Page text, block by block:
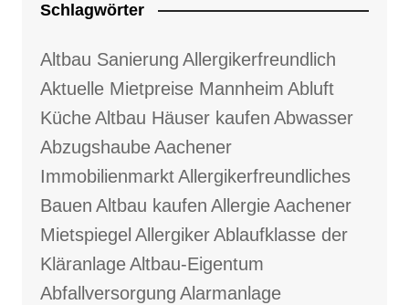
Schlagwörter
Altbau Sanierung Allergikerfreundlich
Aktuelle Mietpreise Mannheim Abluft
KücheAltbau Häuser kaufen Abwasser
AbzugshaubeAachener
ImmobilienmarktAllergikerfreundliches
Bauen Altbau kaufen AllergieAachener
Mietspiegel AllergikerAblaufklasse der
KläranlageAltbau-Eigentum
Abfallversorgung Alarmanlage